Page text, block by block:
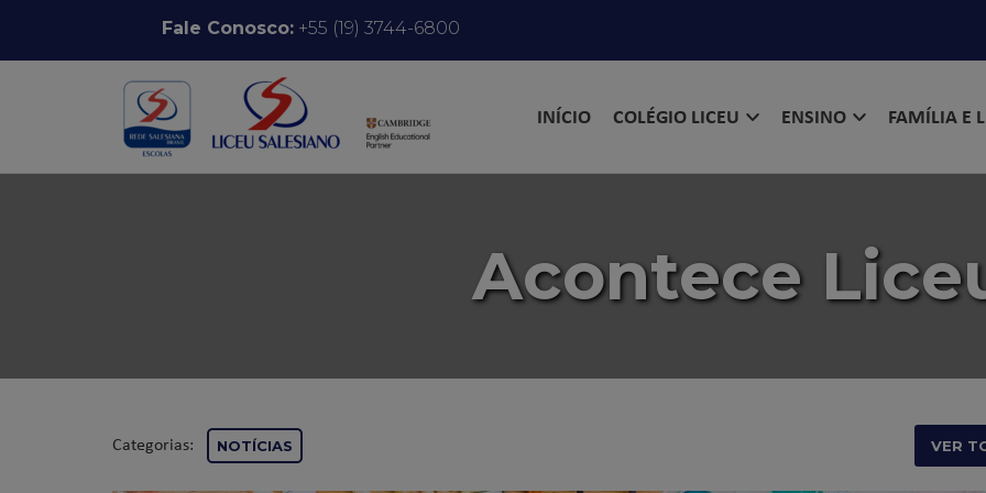
Pular para o conteúdoFale Conosco:+55 (19) 3744-6800
INÍCIO COLÉGIO LICEU ENSINO FAMÍLIA E
Acontece
Categorias: NOTÍCIAS VER